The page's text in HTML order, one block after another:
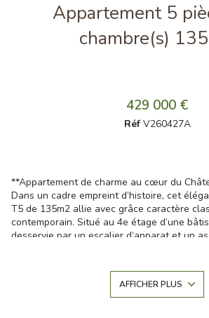
Appartement 5 pièce(s) 3
429 000 €
Réf V260427A
**Appartement de charme au cœur du
Dans un cadre empreint d’histoire, cet
T5 de 135m2 allie avec grâce caractère
contemporain. Situé au 4e étage d’une
desservie par un escalier d’apparat et un
parquet en chêne massif, la généreuse
larges ouvertures et la distribution
AFFICHER PLUS